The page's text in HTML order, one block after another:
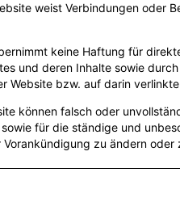
weist Verbindungen oder
keine Haftung für
und deren Inhalte sowie
Website bzw. auf darin
können falsch oder
für die ständige und
zu ändern